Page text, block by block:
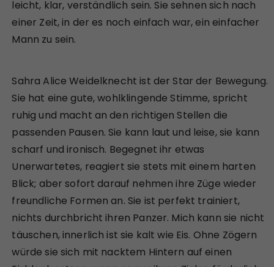
leicht, klar, verständlich sein. Sie sehnen sich nach
einer Zeit, in der es noch einfach war, ein einfacher
Mann zu sein.
Sahra Alice Weidelknecht ist der Star der Bewegung.
Sie hat eine gute, wohlklingende Stimme, spricht
ruhig und macht an den richtigen Stellen die
passenden Pausen. Sie kann laut und leise, sie kann
scharf und ironisch. Begegnet ihr etwas
Unerwartetes, reagiert sie stets mit einem harten
Blick; aber sofort darauf nehmen ihre Züge wieder
freundliche Formen an. Sie ist perfekt trainiert,
nichts durchbricht ihren Panzer. Mich kann sie nicht
täuschen, innerlich ist sie kalt wie Eis. Ohne Zögern
würde sie sich mit nacktem Hintern auf einen